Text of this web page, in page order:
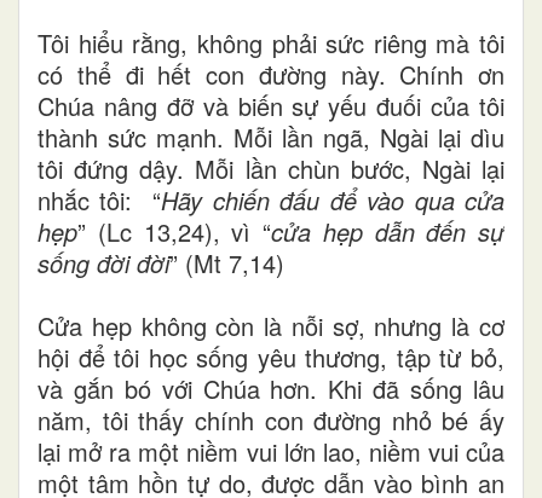
Tôi hiểu rằng, không phải sức riêng mà tôi
có thể đi hết con đường này. Chính ơn
Chúa nâng đỡ và biến sự yếu đuối của tôi
thành sức mạnh. Mỗi lần ngã, Ngài lại dìu
tôi đứng dậy. Mỗi lần chùn bước, Ngài lại
nhắc tôi: “Hãy chiến đấu để vào qua cửa
hẹp” (Lc 13,24), vì “cửa hẹp dẫn đến sự
sống đời đời” (Mt 7,14)
Cửa hẹp không còn là nỗi sợ, nhưng là cơ
hội để tôi học sống yêu thương, tập từ bỏ,
và gắn bó với Chúa hơn. Khi đã sống lâu
năm, tôi thấy chính con đường nhỏ bé ấy
lại mở ra một niềm vui lớn lao, niềm vui của
một tâm hồn tự do, được dẫn vào bình an